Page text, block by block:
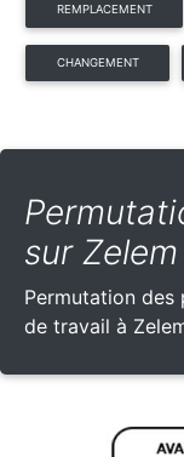
REMPLACEMENT
CHANGEMENT
sur Zelem
Permutation des
de travail à